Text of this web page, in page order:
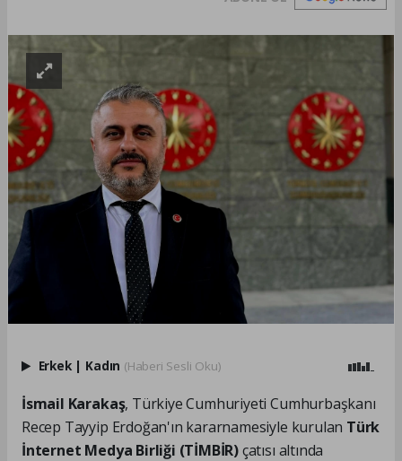
Erkek | Kadın (Haberi Sesli Oku)
İsmail Karakaş, Türkiye Cumhuriyeti Cumhurbaşkanı
Recep Tayyip Erdoğan'ın kararnamesiyle kurulan Türk
İnternet Medya Birliği (TİMBİR)çatısı altında